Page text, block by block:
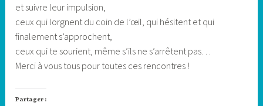
et suivre leur impulsion,
ceux qui lorgnent du coin de l’œil, qui hésitent et qui
finalement s’approchent,
ceux qui te sourient, même s’ils ne s’arrêtent pas…
Merci à vous tous pour toutes ces rencontres !
Partager :